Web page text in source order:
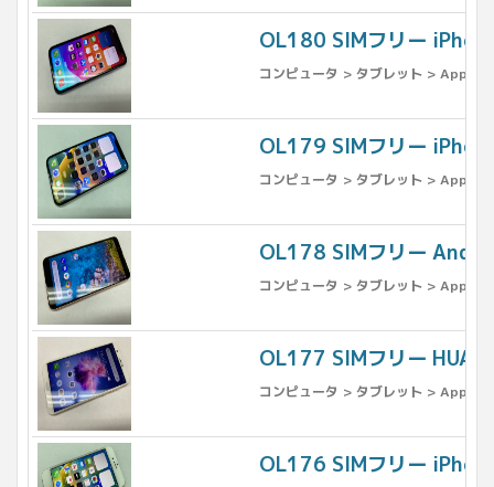
OL180 SIMフリー
コンピュータ > タブレット > Apple
OL179 SIMフリー
コンピュータ > タブレット > Apple
OL178 SIMフリー
コンピュータ > タブレット > Apple
OL177 SIMフリー
コンピュータ > タブレット > Apple
OL176 SIMフリー